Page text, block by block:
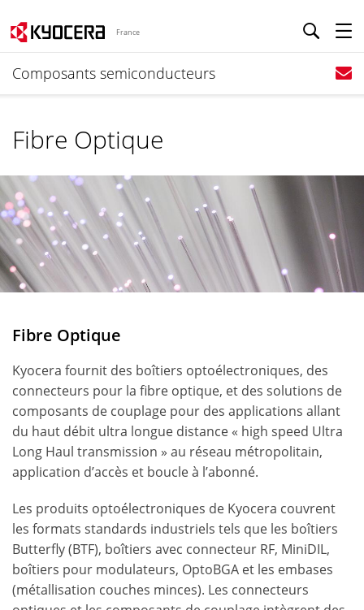
France
Composants semiconducteurs
Fibre Optique
Fibre Optique
Kyocera fournit des boîtiers optoélectroniques, des
connecteurs pour la fibre optique, et des solutions de
composants de couplage pour des applications allant
du haut débit ultra longue distance « high speed Ultra
Long Haul transmission » au réseau métropolitain,
application d’accès et boucle à l’abonné.
Les produits optoélectroniques de Kyocera couvrent
les formats standards industriels tels que les boîtiers
Butterfly (BTF), boîtiers avec connecteur RF, MiniDIL,
boîtiers pour modulateurs, OptoBGA et les embases
(métallisation couches minces). Les connecteurs